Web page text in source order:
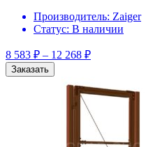
Производитель: Zaiger
Статус: В наличии
8 583 ₽ – 12 268 ₽
Заказать